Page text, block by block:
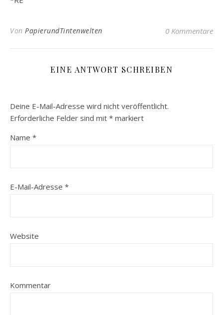
Von PapierundTintenwelten 0 Kommentare
EINE ANTWORT SCHREIBEN
Deine E-Mail-Adresse wird nicht veröffentlicht.
Erforderliche Felder sind mit * markiert
Name *
E-Mail-Adresse *
Website
Kommentar